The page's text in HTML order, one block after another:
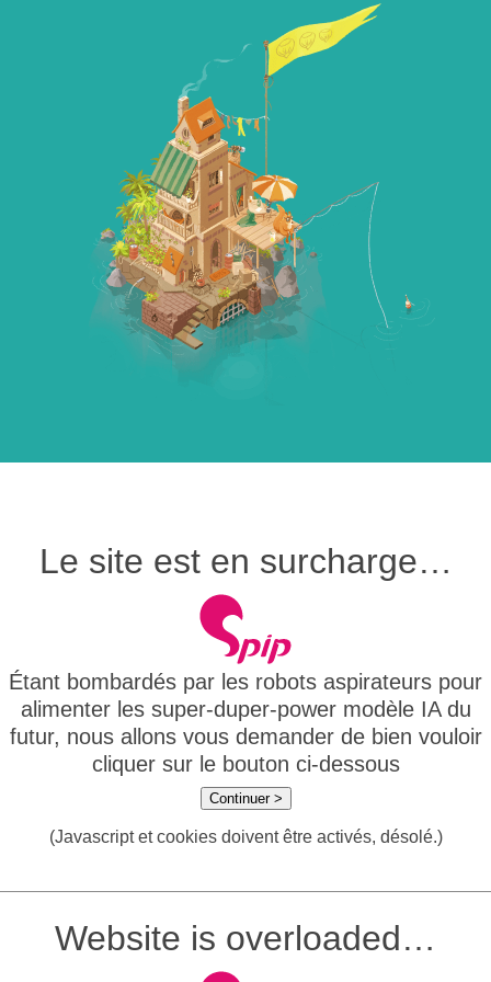
Le site est en surcharge…
Étant bombardés par les robots aspirateurs pour
alimenter les super-duper-power modèle IA du
futur, nous allons vous demander de bien vouloir
cliquer sur le bouton ci-dessous
Continuer >
(Javascript et cookies doivent être activés, désolé.)
Website is overloaded…